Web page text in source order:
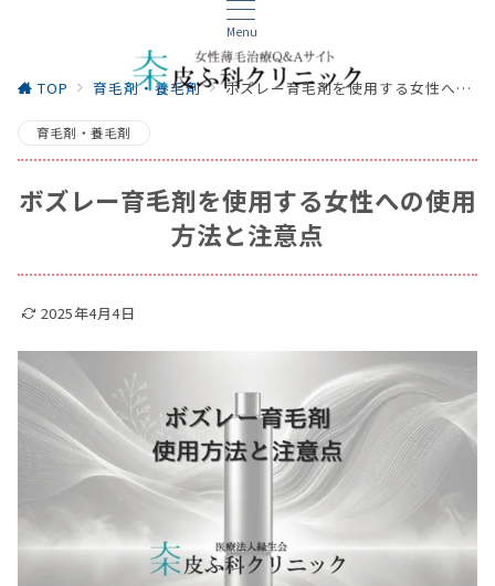
Menu
TOP 育毛剤・養毛剤 ボズレー育毛剤を使用する女性への使用方法と注意点
育毛剤・養毛剤
ボズレー育毛剤を使用する女性への使用
方法と注意点
2025年4月4日